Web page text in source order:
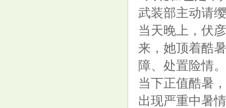
武装部主动请
当天晚上，伏
来，她顶着酷
障、处置险情。
当下正值酷暑
出现严重中暑